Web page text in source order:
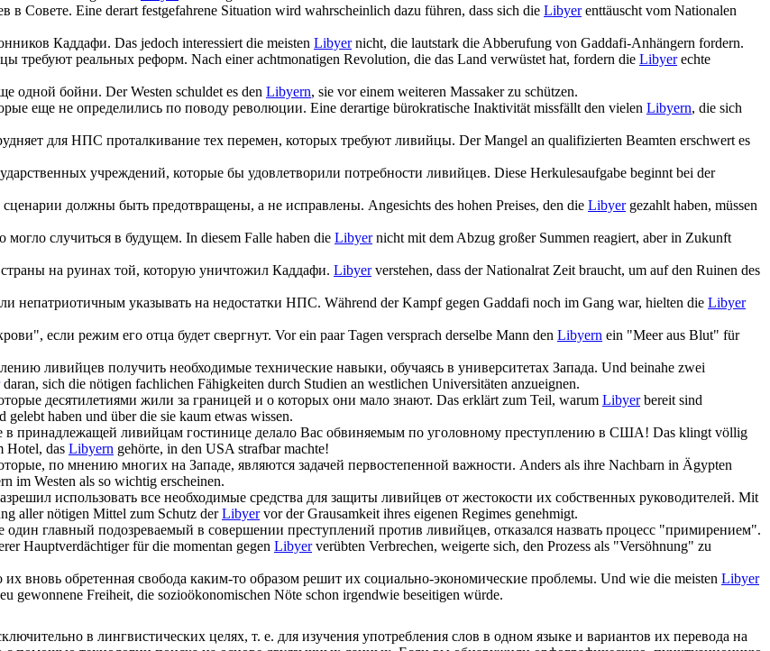
в Совете. Eine derart festgefahrene Situation wird wahrscheinlich dazu führen, dass sich die Libyerenttäuscht vom Nationalen
Каддафи. Das jedoch interessiert die meisten Libyernicht, die lautstark die Abberufung von Gaddafi-Anhängern fordern.
требуют реальных реформ. Nach einer achtmonatigen Revolution, die das Land verwüstet hat, fordern die Libyerechte
одной бойни. Der Westen schuldet es den Libyern, sie vor einem weiteren Massaker zu schützen.
еще не определились по поводу революции. Eine derartige bürokratische Inaktivität missfällt den vielen Libyern, die sich
для НПС проталкивание тех перемен, которых требуют ливийцы. Der Mangel an qualifizierten Beamten erschwert es
учреждений, которые бы удовлетворили потребности ливийцев. Diese Herkulesaufgabe beginnt bei der
должны быть предотвращены, а не исправлены. Angesichts des hohen Preises, den die Libyergezahlt haben, müssen
случиться в будущем. In diesem Falle haben die Libyernicht mit dem Abzug großer Summen reagiert, aber in Zukunft
на руинах той, которую уничтожил Каддафи. Libyerverstehen, dass der Nationalrat Zeit braucht, um auf den Ruinen des
непатриотичным указывать на недостатки НПС. Während der Kampf gegen Gaddafi noch im Gang war, hielten die Libyer
если режим его отца будет свергнут. Vor ein paar Tagen versprach derselbe Mann den Libyern ein "Meer aus Blut" für
ливийцев получить необходимые технические навыки, обучаясь в университетах Запада. Und beinahe zwei
daran, sich die nötigen fachlichen Fähigkeiten durch Studien an westlichen Universitäten anzueignen.
десятилетиями жили за границей и о которых они мало знают. Das erklärt zum Teil, warum Libyerbereit sind
haben und über die sie kaum etwas wissen.
в принадлежащей ливийцам гостинице делало Вас обвиняемым по уголовному преступлению в США! Das klingt völlig
Hotel, das Libyern gehörte, in den USA strafbar machte!
по мнению многих на Западе, являются задачей первостепенной важности. Anders als ihre Nachbarn in Ägypten
im Westen als so wichtig erscheinen.
использовать все необходимые средства для защиты ливийцев от жестокости их собственных руководителей. Mit
aller nötigen Mittel zum Schutz derLibyervor der Grausamkeit ihres eigenen Regimes genehmigt.
главный подозреваемый в совершении преступлений против ливийцев, отказался назвать процесс "примирением".
Hauptverdächtiger für die momentan gegen Libyerverübten Verbrechen, weigerte sich, den Prozess als "Versöhnung" zu
вновь обретенная свобода каким-то образом решит их социально-экономические проблемы. Und wie die meisten Libyer
gewonnene Freiheit, die sozioökonomischen Nöte schon irgendwie beseitigen würde.
в лингвистических целях, т. е. для изучения употребления слов в одном языке и вариантов их перевода на